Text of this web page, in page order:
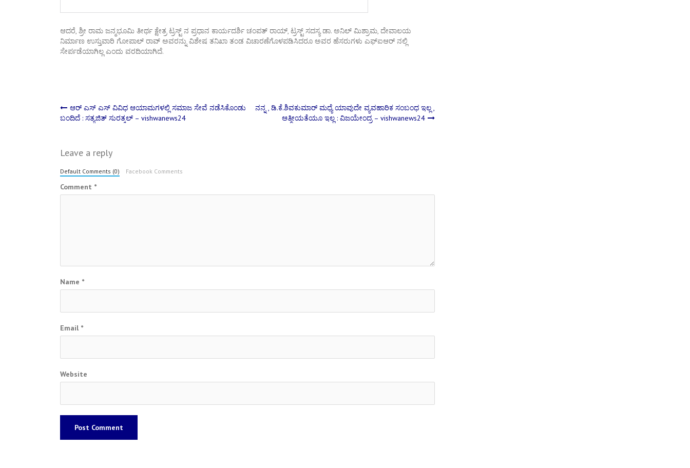
ಆದರೆ, ಶ್ರೀ ರಾಮ ಜನ್ಮಭೂಮಿ ತೀರ್ಥ ಕ್ಷೇತ್ರ ಟ್ರಸ್ಟ್ ನ ಪ್ರಧಾನ ಕಾರ್ಯದರ್ಶಿ ಚಂಪತ್ ರಾಯ್, ಟ್ರಸ್ಟ್ ಸದಸ್ಯ ಡಾ. ಅನಿಲ್ ಮಿಶ್ರಾಮ, ದೇವಾಲಯ
ನಿರ್ಮಾಣ ಉಸ್ತುವಾರಿ ಗೋಪಾಲ್ ರಾವ್ ಅವರನ್ನು ವಿಶೇಷ ತನಿಖಾ ತಂಡ ವಿಚಾರಣೆಗೊಳಪಡಿಸಿದರೂ ಅವರ ಹೆಸರುಗಳು ಎಫ್ಐಆರ್ ನಲ್ಲಿ
ಸೇರ್ಪಡೆಯಾಗಿಲ್ಲ ಎಂದು ವರದಿಯಾಗಿದೆ.
Post
ಆರ್‌ ಎಸ್‌ ಎಸ್ ವಿವಿಧ ಆಯಾಮಗಳಲ್ಲಿ ಸಮಾಜ ಸೇವೆ ನಡೆಸಿಕೊಂಡು
ಬಂದಿದೆ : ಸತ್ಯಜಿತ್ ಸುರತ್ಕಲ್ – vishwanews24
ನನ್ನ , ಡಿ.ಕೆ.ಶಿವಕುಮಾರ್ ಮಧ್ಯೆ ಯಾವುದೇ ವ್ಯವಹಾರಿಕ ಸಂಬಂಧ ಇಲ್ಲ ,
ಆತ್ಮೀಯತೆಯೂ ಇಲ್ಲ : ವಿಜಯೇಂದ್ರ – vishwanews24
Leave a reply
Default Comments (0) Facebook Comments
Comment *
Name *
Email *
Website